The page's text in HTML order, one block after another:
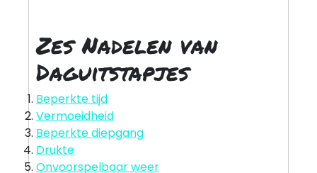
Zes Nadelen van
Daguitstapjes
Beperkte tijd
Vermoeidheid
Beperkte diepgang
Drukte
Onvoorspelbaar weer